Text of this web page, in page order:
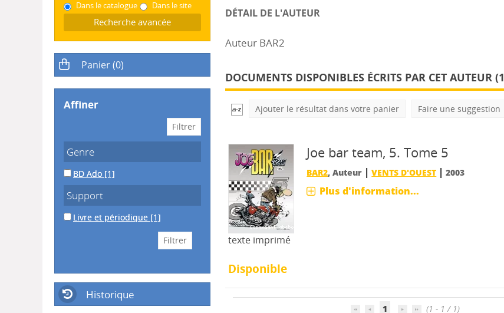
Dans le catalogue Dans le site
Recherche avancée
affiner
Genre
BD Ado [1]
Support
Livre et périodique [1]
Historique
DÉTAIL DE L'AUTEUR
Auteur BAR2
DOCUMENTS DISPONIBLES ÉCRITS PAR CET AUTEUR (1
Ajouter le résultat dans votre panier Faire une suggestion
texte imprimé
Joe bar team, 5. Tome 5
BAR2, Auteur |VENTS D'OUEST |2003
Plus d'information...
Disponible
1 (1 - 1 / 1)